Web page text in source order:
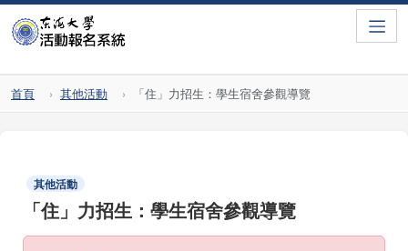
首頁 其他活動 「住」力招生：學生宿舍參觀導覽
其他活動
「住」力招生：學生宿舍參觀導覽